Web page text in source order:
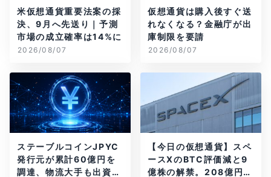
米仮想通貨重要法案の採
決、9月へ先送り｜予測
市場の成立確率は14%に
2026/08/07
仮想通貨は購入後すぐ送
れなくなる？金融庁が出
庫制限を要請
2026/08/07
ステーブルコインJPYC
発行元が累計60億円を
調達、物流大手も出資参
【今日の仮想通貨】スペ
ースXのBTC評価減と9
億株の解禁。208億円相